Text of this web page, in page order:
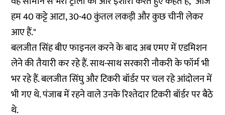
हम 40 कट्टे आटा, 30-40 कुंतल लकड़ी और कुछ चीनी लेकर
आए हैं."
बलजीत सिंह बीए फाइनल करने के बाद अब एमए में एडमिशन
लेने की तैयारी कर रहे हैं. साथ-साथ सरकारी नौकरी के फॉर्म भी
भर रहे हैं. बलजीत सिंघु और टिकरी बॉर्डर पर चल रहे आंदोलन में
भी गए थे. पंजाब में रहने वाले उनके रिश्तेदार टिकरी बॉर्डर पर बैठे
थे.